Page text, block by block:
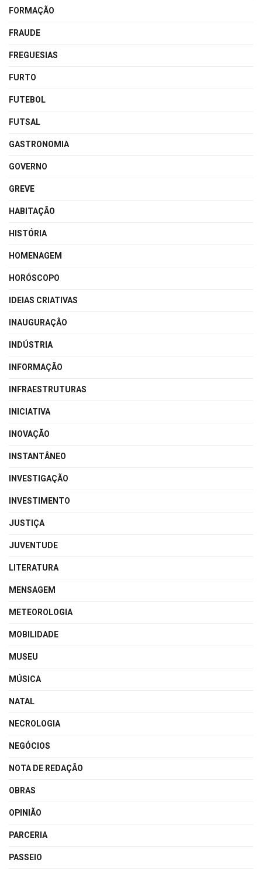
FORMAÇÃO
FRAUDE
FREGUESIAS
FURTO
FUTEBOL
FUTSAL
GASTRONOMIA
GOVERNO
GREVE
HABITAÇÃO
HISTÓRIA
HOMENAGEM
HORÓSCOPO
IDEIAS CRIATIVAS
INAUGURAÇÃO
INDÚSTRIA
INFORMAÇÃO
INFRAESTRUTURAS
INICIATIVA
INOVAÇÃO
INSTANTÂNEO
INVESTIGAÇÃO
INVESTIMENTO
JUSTIÇA
JUVENTUDE
LITERATURA
MENSAGEM
METEOROLOGIA
MOBILIDADE
MUSEU
MÚSICA
NATAL
NECROLOGIA
NEGÓCIOS
NOTA DE REDAÇÃO
OBRAS
OPINIÃO
PARCERIA
PASSEIO